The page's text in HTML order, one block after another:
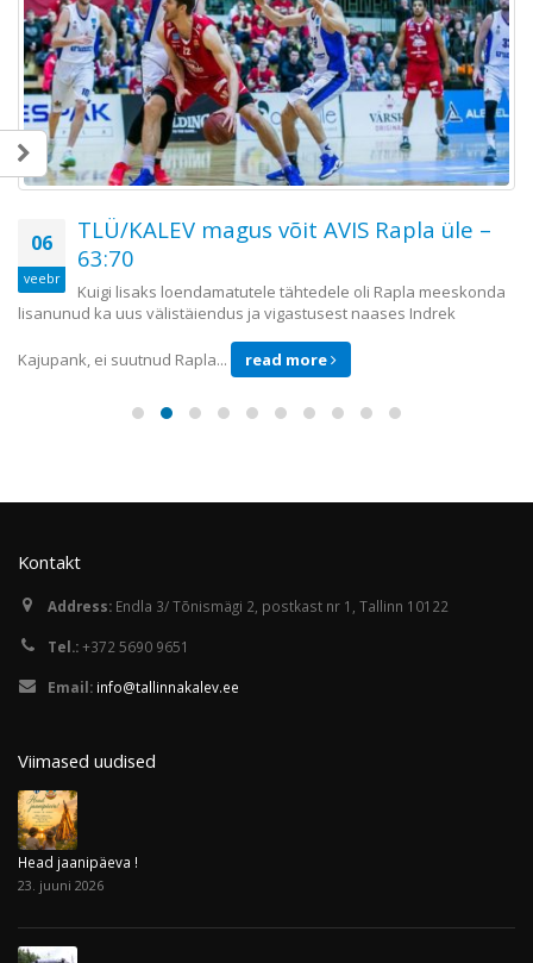
06
veebr
TLÜ/KALEV magus võit AVIS Rapla üle –
63:70
Kuigi lisaks loendamatutele tähtedele oli Rapla meeskonda
lisanunud ka uus välistäiendus ja vigastusest naases Indrek
Kajupank, ei suutnud Rapla... read more
Kontakt
Address: Endla 3/ Tõnismägi 2, postkast nr 1, Tallinn 10122
Tel.:+372 5690 9651
Email: info@tallinnakalev.ee
Viimased uudised
Head jaanipäeva !
23. juuni 2026